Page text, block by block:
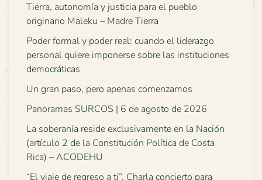
Tierra, autonomía y justicia para el pueblo
originario Maleku – Madre Tierra
Poder formal y poder real: cuando el liderazgo
personal quiere imponerse sobre las instituciones
democráticas
Un gran paso, pero apenas comenzamos
Panoramas SURCOS | 6 de agosto de 2026
La soberanía reside exclusivamente en la Nación
(artículo 2 de la Constitución Política de Costa
Rica) – ACODEHU
“El viaje de regreso a ti”. Charla concierto para